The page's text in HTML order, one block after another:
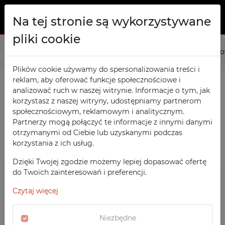
Na tej stronie są wykorzystywane
pliki cookie
Plików cookie używamy do spersonalizowania treści i
reklam, aby oferować funkcje społecznościowe i
analizować ruch w naszej witrynie. Informacje o tym, jak
korzystasz z naszej witryny, udostępniamy partnerom
społecznościowym, reklamowym i analitycznym.
Partnerzy mogą połączyć te informacje z innymi danymi
otrzymanymi od Ciebie lub uzyskanymi podczas
korzystania z ich usług.
Dzięki Twojej zgodzie możemy lepiej dopasować ofertę
do Twoich zainteresowań i preferencji.
Czytaj więcej
Niezbędne
O NAS
PRODUKTY
Szafy TECHCODE RFID
Warsztatowe
Meble socjalne
Sportowe
Medyczne
Z nadrukiem
KONTAKT
ULUBIONE
OBSERWOWANE
LOGOWANIE
Stoły
PRODUKTY / FILTRY
Stoły Warsztatowe
WARSZTATOWE
Stoły Warsztatowe Lekkie
SZAFY TECHCODE RFID
BIUROWE
SORTOWANIE
POLECANE
CENA ROSNĄCO
DATA DODANIA